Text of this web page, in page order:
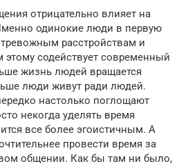
отрицательно влияет на
одинокие люди в первую
расстройствам и
содействует современный
жизнь людей вращается
люди живут ради людей.
настолько поглощают
некогда уделять время
все более эгоистичным. А
провести время за
общении. Как бы там ни было,